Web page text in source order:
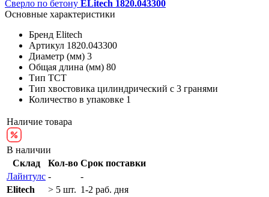
Сверло по бетону ELitech 1820.043300
Основные характеристики
Бренд Elitech
Артикул 1820.043300
Диаметр (мм) 3
Общая длина (мм) 80
Тип ТСТ
Тип хвостовика цилиндрический с 3 гранями
Количество в упаковке 1
Наличие товара
В наличии
Склад
Кол-во Срок поставки
Лайнтулс -
-
Elitech
> 5 шт. 1-2 раб. дня